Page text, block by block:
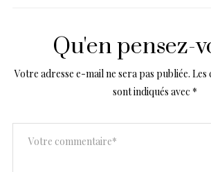
Qu'en pensez-
Votre adresse e-mail ne sera pas publiée. Les
sont indiqués avec *